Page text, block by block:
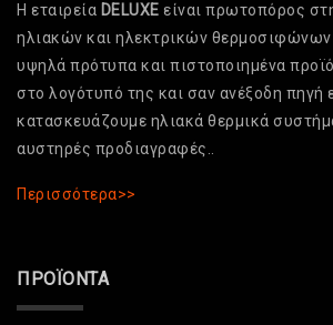
Η εταιρεία DELUXE είναι πρωτοπόρος
ηλιακών και ηλεκτρικών
υψηλά πρότυπα και πιστοποιημένα
στο λογότυπό της και σαν ανέξοδη πηγή
κατασκευάζουμε ηλιακά θερμικά
αυστηρές προδιαγραφές..
Περισσότερα>>
ΠΡΟΪΌΝΤΑ